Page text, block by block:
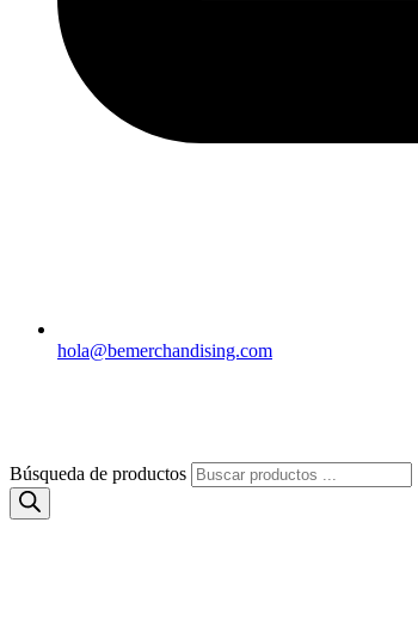
hola@bemerchandising.com
Búsqueda de productos